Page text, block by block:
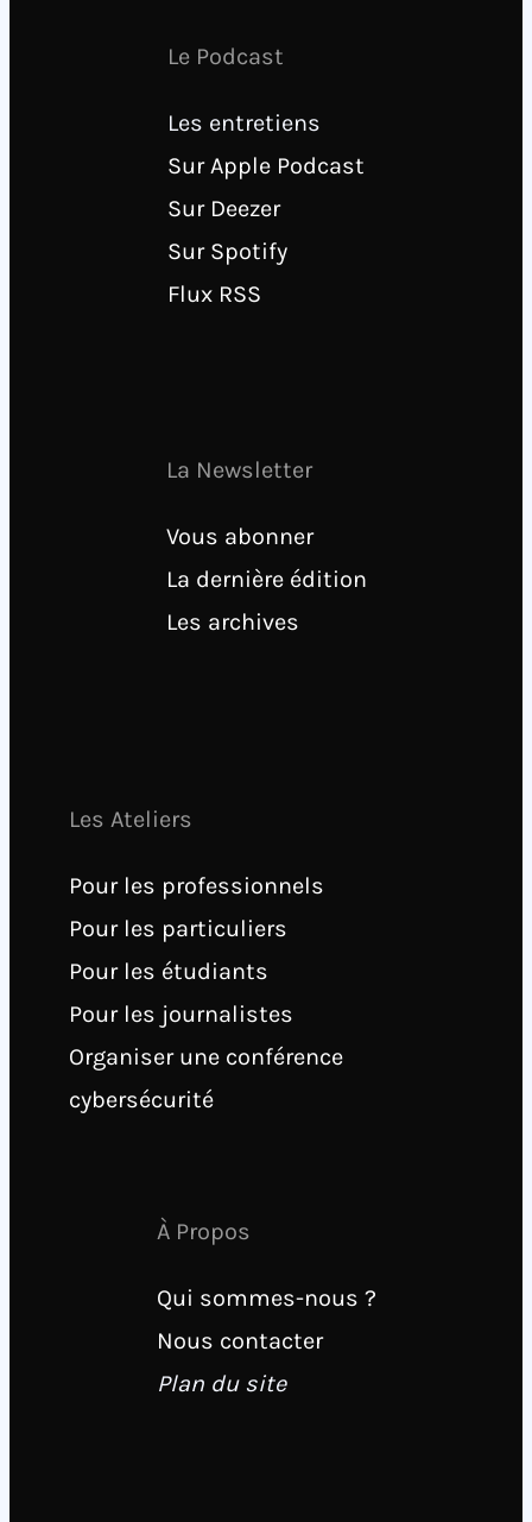
Le Podcast
Les entretiens
Sur Apple Podcast
Sur Deezer
Sur Spotify
Flux RSS
La Newsletter
Vous abonner
La dernière édition
Les archives
Les Ateliers
Pour les professionnels
Pour les particuliers
Pour les étudiants
Pour les journalistes
Organiser une conférence
cybersécurité
À Propos
Qui sommes-nous ?
Nous contacter
Plan du site